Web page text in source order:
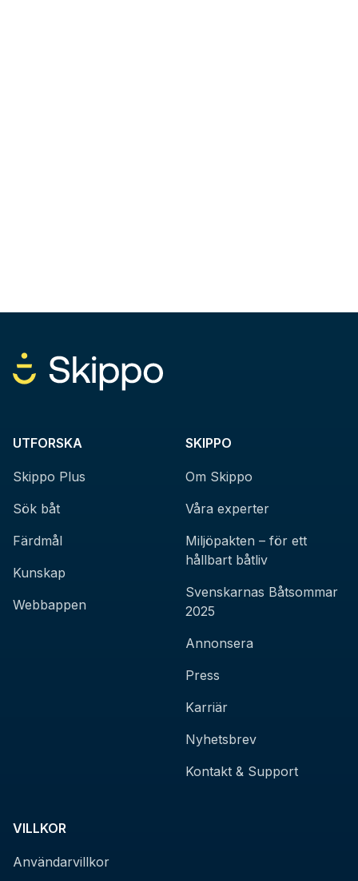
UTFORSKA
Skippo Plus
Sök båt
Färdmål
Kunskap
Webbappen
SKIPPO
Om Skippo
Våra experter
Miljöpakten – för ett
hållbart båtliv
Svenskarnas Båtsommar
2025
Annonsera
Press
Karriär
Nyhetsbrev
Kontakt & Support
VILLKOR
Användarvillkor